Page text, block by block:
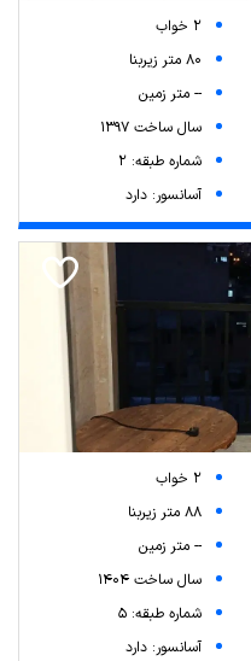
2 خواب
80 متر زیربنا
-- متر زمین
سال ساخت 1397
شماره طبقه: 2
آسانسور: دارد
2 خواب
88 متر زیربنا
-- متر زمین
سال ساخت 1404
شماره طبقه: 5
آسانسور: دارد